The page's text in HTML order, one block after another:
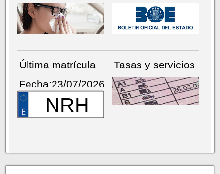
Última matrícula
Fecha:23/07/2026
NRH
Tasas y servicios